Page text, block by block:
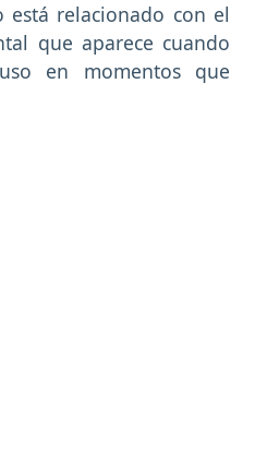
está relacionado con el
que aparece cuando
en momentos que